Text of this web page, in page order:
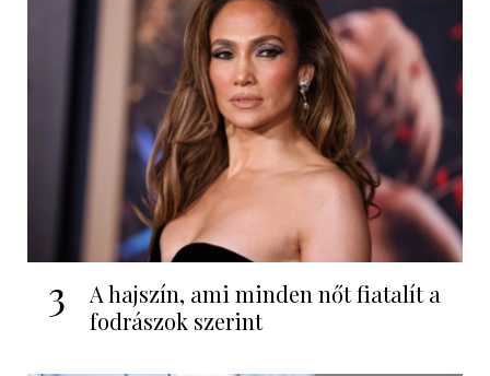
3
A hajszín, ami minden nőt fiatalít a
fodrászok szerint